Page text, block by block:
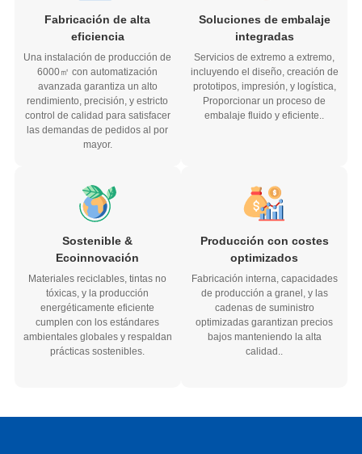
eficiencia
6000㎡ con automatización
avanzada garantiza un alto
rendimiento, precisión, y estricto
control de calidad para satisfacer
las demandas de pedidos al por
mayor.
integradas
Servicios de extremo a extremo,
incluyendo el diseño, creación de
prototipos, impresión, y logística,
Proporcionar un proceso de
embalaje fluido y eficiente..
Ecoinnovación
tóxicas, y la producción
energéticamente eficiente
cumplen con los estándares
ambientales globales y respaldan
prácticas sostenibles.
optimizados
Fabricación interna, capacidades
de producción a granel, y las
cadenas de suministro
optimizadas garantizan precios
bajos manteniendo la alta
calidad..